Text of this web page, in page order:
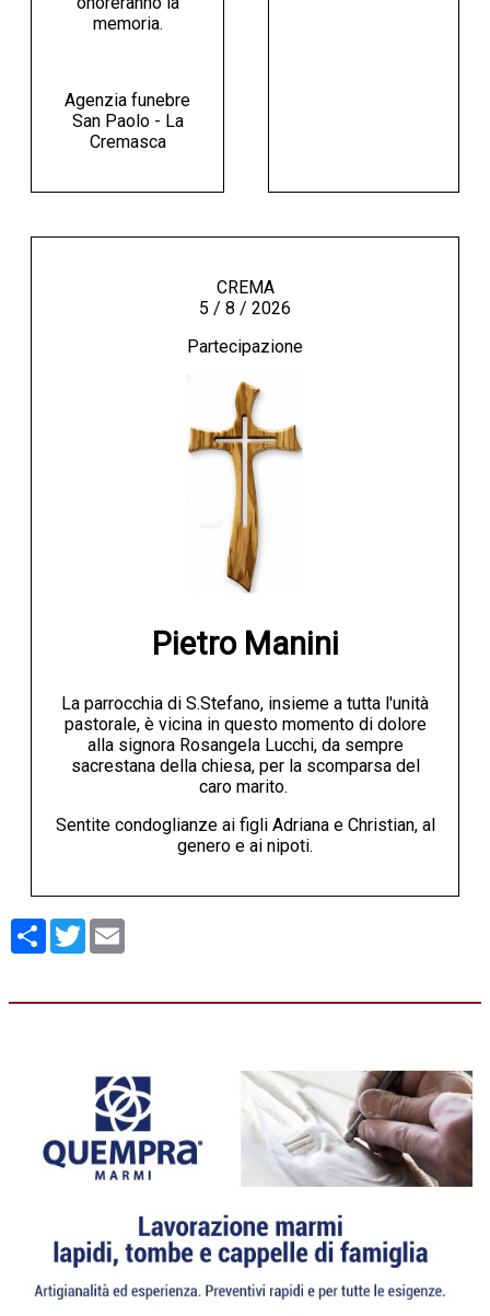
memoria.
Agenzia funebre
San Paolo - La
Cremasca
CREMA
5 / 8 / 2026
Partecipazione
Pietro Manini
La parrocchia di S.Stefano, insieme a tutta l'unità
pastorale, è vicina in questo momento di dolore
alla signora Rosangela Lucchi, da sempre
sacrestana della chiesa, per la scomparsa del
caro marito.
Sentite condoglianze ai figli Adriana e Christian, al
genero e ai nipoti.
Condividi
Twitter